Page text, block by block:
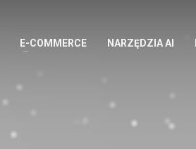
E-COMMERCE NARZĘDZIA AI